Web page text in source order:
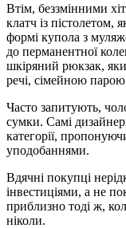
Втім, беззмінними
клатч із пістолетом,
формі купола з
до перманентної
шкіряний рюкзак,
речі, сімейною
Часто запитують,
сумки. Самі
категорії,
уподобаннями.
Вдячні покупці
інвестиціями, а не
приблизно тоді ж,
ніколи.